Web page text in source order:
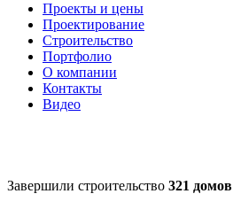
Проекты и цены
Проектирование
Строительство
Портфолио
О компании
Контакты
Видео
Завершили строительство 321 домов